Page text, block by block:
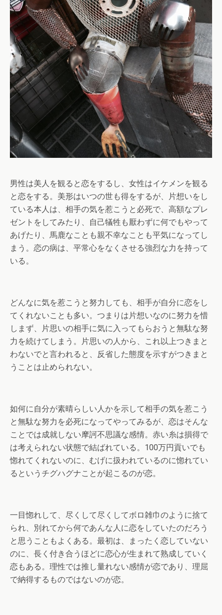
男性は美人を観ると恋をするし、女性はイケメンを観る
と恋をする。美形はいつの世も得をするが、片想いをし
ている本人は、相手の気を惹こうと必死で、高額なプレ
ゼントをしてみたり、自己犠牲も厭わずに何でもやって
あげたり、馬鹿なことも親不幸なことも平気になってし
まう。恋の病は、平常心をなくさせる強烈な力を持って
いる。
どんなに気を惹こうと努力しても、相手が自分に恋をし
てくれないことも多い。つまりは片想いなのに努力を惜
しまず、片思いの相手に気に入ってもらおうと無駄な努
力を続けてしまう。片思いの人から、これ以上つきまと
わないでと言われると、反省した態度を示すがつきまと
うことは止められない。
如何に自分が素晴らしい人かを示して相手の気を惹こう
と無駄な努力を必死になってやってみるが、恋はそんな
ことでは成就しない摩訶不思議な感情。赤い糸は損得で
は考えられない状態で結ばれている。100万円貢いでも
惚れてくれないのに、むげに扱われているのに惚れてい
るというチグハグナことが起こるのが恋。
一目惚れして、尽くして尽くしてボロ雑巾のように捨て
られ、別れてから何であんな人に恋をしていたのだろう
と思うこともよくある。最初は、まったく恋していない
のに、長く付き合うほどに恋心が生まれて熟成していく
恋もある。理性では推し量れない感情が恋であり、理屈
で納得するものではないのが恋。